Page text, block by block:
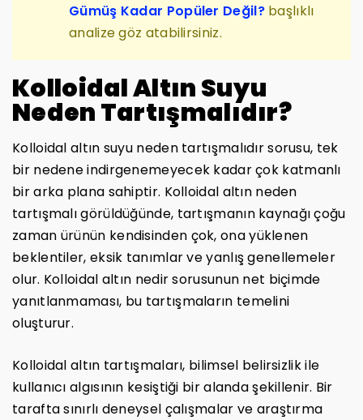
Gümüş Kadar Popüler Değil?başlıklı
analize göz atabilirsiniz.
Kolloidal Altın Suyu
Neden Tartışmalıdır?
Kolloidal altın suyu neden tartışmalıdır sorusu, tek
bir nedene indirgenemeyecek kadar çok katmanlı
bir arka plana sahiptir. Kolloidal altın neden
tartışmalı görüldüğünde, tartışmanın kaynağı çoğu
zaman ürünün kendisinden çok, ona yüklenen
beklentiler, eksik tanımlar ve yanlış genellemeler
olur. Kolloidal altın nedir sorusunun net biçimde
yanıtlanmaması, bu tartışmaların temelini
oluşturur.
Kolloidal altın tartışmaları, bilimsel belirsizlik ile
kullanıcı algısının kesiştiği bir alanda şekillenir. Bir
tarafta sınırlı deneysel çalışmalar ve araştırma